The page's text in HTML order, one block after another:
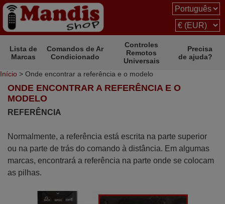
Lista de
Marcas
Comandos de Ar
Condicionado
Controles
Remotos
Universais
Precisa
de ajuda?
Início > Onde encontrar a referência e o modelo
ONDE ENCONTRAR A REFERÊNCIA E O
MODELO
REFERÊNCIA
Normalmente, a referência está escrita na parte superior
ou na parte de trás do comando à distância. Em algumas
marcas, encontrará a referência na parte onde se colocam
as pilhas.